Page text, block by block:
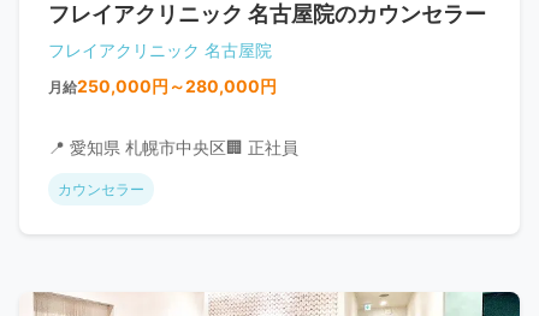
フレイアクリニック 名古屋院のカウンセラー
フレイアクリニック 名古屋院
月給250,000円～280,000円
📍 愛知県 札幌市中央区🏢 正社員
カウンセラー